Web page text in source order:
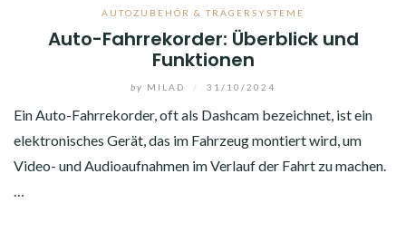
AUTOZUBEHÖR & TRÄGERSYSTEME
Auto-Fahrrekorder: Überblick und
Funktionen
by MILAD 31/10/2024
Ein Auto-Fahrrekorder, oft als Dashcam bezeichnet, ist ein
elektronisches Gerät, das im Fahrzeug montiert wird, um
Video- und Audioaufnahmen im Verlauf der Fahrt zu machen.